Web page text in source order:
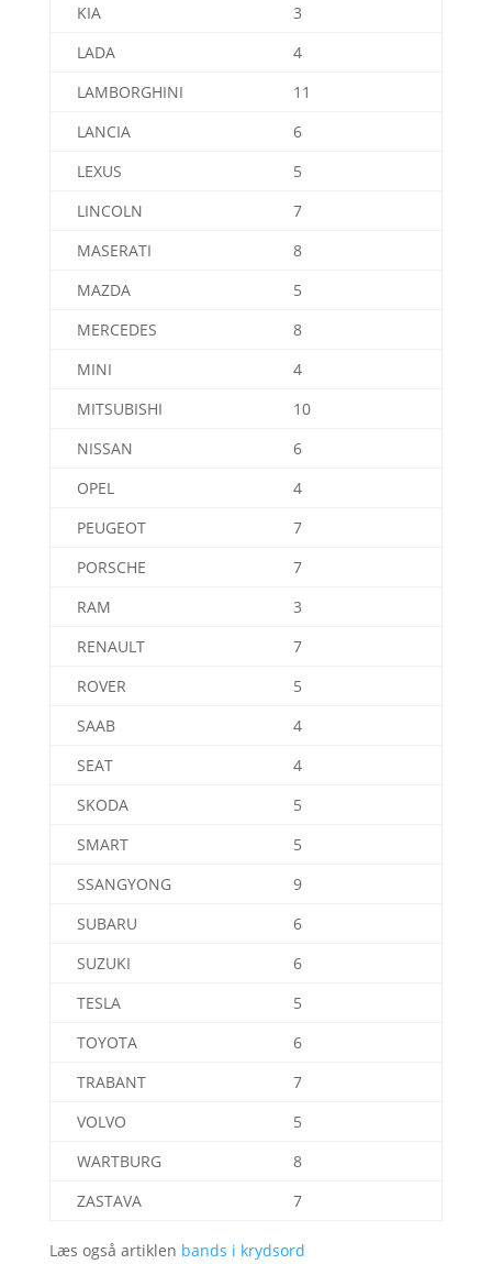
KIA
3
LADA
4
LAMBORGHINI
11
LANCIA
6
LEXUS
5
LINCOLN
7
MASERATI
8
MAZDA
5
MERCEDES
8
MINI
4
MITSUBISHI
10
NISSAN
6
OPEL
4
PEUGEOT
7
PORSCHE
7
RAM
3
RENAULT
7
ROVER
5
SAAB
4
SEAT
4
SKODA
5
SMART
5
SSANGYONG
9
SUBARU
6
SUZUKI
6
TESLA
5
TOYOTA
6
TRABANT
7
VOLVO
5
WARTBURG
8
ZASTAVA
7
Læs også artiklen bands i krydsord